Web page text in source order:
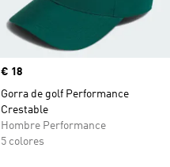
Precio
€ 18
Gorra de golf Performance
Crestable
Hombre Performance
5 colores